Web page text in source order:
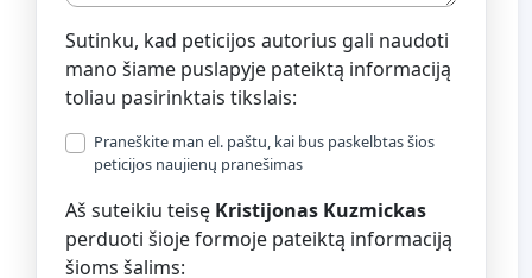
Sutinku, kad peticijos autorius gali naudoti
mano šiame puslapyje pateiktą informaciją
toliau pasirinktais tikslais:
Praneškite man el. paštu, kai bus paskelbtas šios
peticijos naujienų pranešimas
Aš suteikiu teisę Kristijonas Kuzmickas
perduoti šioje formoje pateiktą informaciją
šioms šalims: